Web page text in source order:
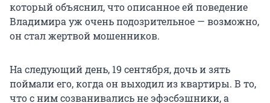
который объяснил, что описанное ей поведение
Владимира уж очень подозрительное — возможно,
он стал жертвой мошенников.
На следующий день, 19 сентября, дочь и зять
поймали его, когда он выходил из квартиры. В то,
что с ним созванивались не эфэсбэшники, а